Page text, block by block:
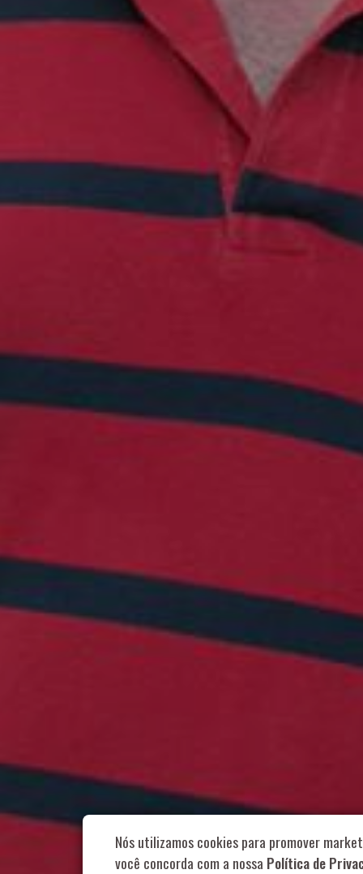
Nós utilizamos cookies para promover
você concorda com a nossa Política de